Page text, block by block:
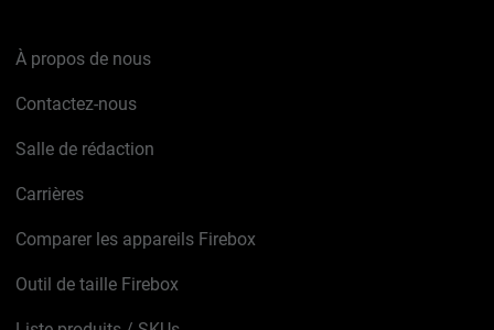
À propos de nous
Contactez-nous
Salle de rédaction
Carrières
Comparer les appareils Firebox
Outil de taille Firebox